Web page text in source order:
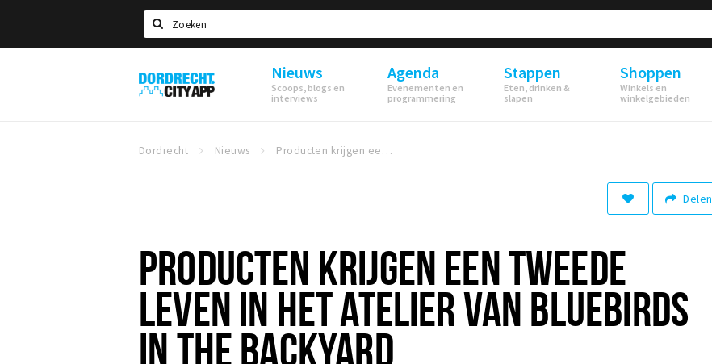
Zoeken
Dordrecht
City
Nieuws
Scoops, blogs en
interviews
Agenda
Evenementen en
programmering
Stappen
Eten, drinken &
slapen
Shoppen
Winkels en
winkelgebieden
Dordrecht Nieuws Producten krijgen een tweede leven in het atelier van Bluebirds in the Backyard
Delen
PRODUCTEN KRIJGEN EEN TWEEDE
LEVEN IN HET ATELIER VAN BLUEBIRDS
IN THE BACKYARD